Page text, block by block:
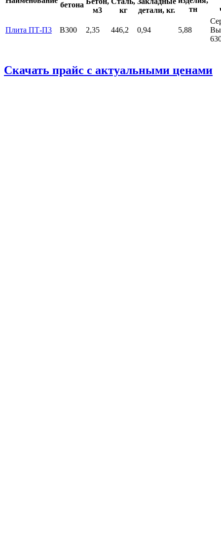
бетона
тн
м3
кг
детали, кг.
Плита ПТ-П3 B300 2,35 446,2 0,94 5,88
Скачать прайс с актуальными ценами